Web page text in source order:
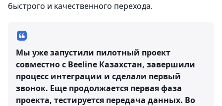
быстрого и качественного перехода.
Мы уже запустили пилотный проект
совместно с Beeline Казахстан, завершили
процесс интеграции и сделали первый
звонок. Еще продолжается первая фаза
проекта, тестируется передача данных. Во